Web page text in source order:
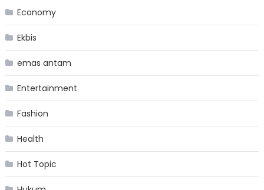
Economy
Ekbis
emas antam
Entertainment
Fashion
Health
Hot Topic